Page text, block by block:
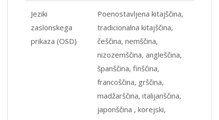
Jeziki
zaslonskega
prikaza (OSD)
Poenostavljena kitajščina,
tradicionalna kitajščina,
češčina, nemščina,
nizozemščina, angleščina,
španščina, finščina,
francoščina, grščina,
madžarščina, italijanščina,
japonščina , korejski,